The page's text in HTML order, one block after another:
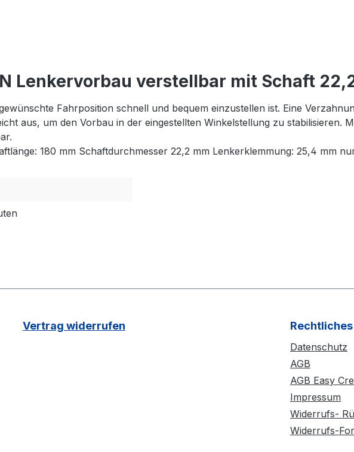
Lenkervorbau verstellbar mit Schaft
Fahrposition schnell und bequem einzustellen ist. Eine
aus, um den Vorbau in der eingestellten Winkelstellung zu stabilisieren.
180 mm Schaftdurchmesser 22,2 mm Lenkerklemmung: 25,4 mm
Vertrag widerrufen Rechtliches
Datenschutz
AGB
AGB Easy
Impressum
Widerrufs-
Widerrufs-